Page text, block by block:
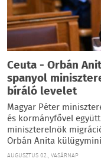
Ceuta - Orbán
spanyol
bíráló levelet
Magyar Péter
és kormányfővel
miniszterelnök
Orbán Anita
AUGUSZTUS 02., VASÁRNAP